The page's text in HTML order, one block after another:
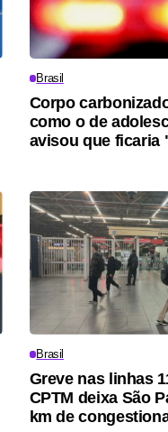
Brasil
Corpo
como o de
avisou que ficaria
Brasil
Greve nas linhas
CPTM deixa São
km de